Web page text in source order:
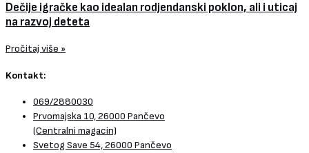
Dečije igračke kao idealan rodjendanski poklon, ali i uticaj
na razvoj deteta
Pročitaj više »
Kontakt:
069/2880030
Prvomajska 10, 26000 Pančevo
(Centralni magacin)
Svetog Save 54, 26000 Pančevo